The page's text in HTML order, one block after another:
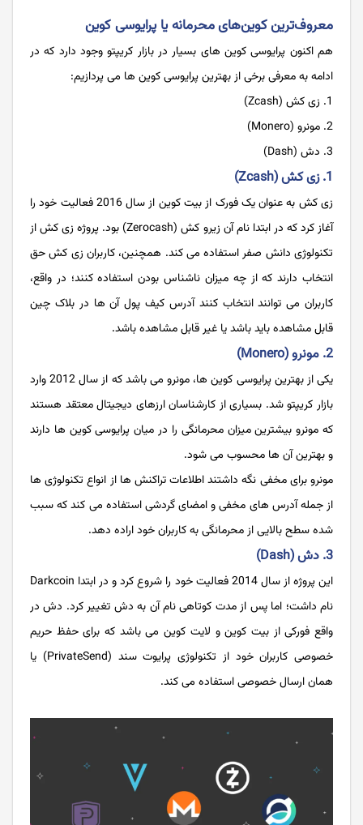
معروف‌ترین کوین‌های محرمانه یا پرایوسی کوین
هم اکنون پرایوسی کوین های بسیار در بازار کریپتو وجود دارد که در
ادامه به معرفی برخی از بهترین پرایوسی کوین ها می پردازیم:
زی کش (Zcash)
مونرو (Monero)
دش (Dash)
1. زی کش (Zcash)
زی کش به عنوان یک فورک از بیت کوین از سال 2016 فعالیت خود را
آغاز کرد که در ابتدا نام آن زیرو کش (Zerocash) بود. پروژه زی کش از
تکنولوژی دانش صفر استفاده می کند. همچنین، کاربران زی کش حق
انتخاب دارند که از چه میزان ناشناس بودن استفاده کنند؛ در واقع،
کاربران می توانند انتخاب کنند آدرس کیف پول آن ها در بلاک چین
قابل مشاهده باید باشد یا غیر قابل مشاهده باشد.
2. مونرو (Monero)
یکی از بهترین پرایوسی کوین ها، مونرو می باشد که از سال 2012 وارد
بازار کریپتو شد. بسیاری از کارشناسان ارزهای دیجیتال معتقد هستند
که مونرو بیشترین میزان محرمانگی را در میان پرایوسی کوین ها دارند
و بهترین آن ها محسوب می شود.
مونرو برای مخفی نگه داشتند اطلاعات تراکنش ها از انواع تکنولوژی ها
از جمله آدرس های مخفی و امضای گردشی استفاده می کند که سبب
شده سطح بالایی از محرمانگی به کاربران خود اراده دهد.
3. دش (Dash)
این پروژه از سال 2014 فعالیت خود را شروع کرد و در ابتدا Darkcoin
نام داشت؛ اما پس از مدت کوتاهی نام آن به دش تغییر کرد. دش در
واقع فورکی از بیت کوین و لایت کوین می باشد که برای حفظ حریم
خصوصی کاربران خود از تکنولوژی پرایوت سند (PrivateSend) یا
همان ارسال خصوصی استفاده می کند.